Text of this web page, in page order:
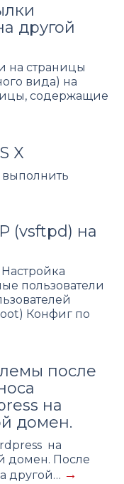
другой
на страницы
вида) на
содержащие
X
выполнить
(vsftpd) на
пользователи
Конфиг по
после
на
домен.
на
домен. После
другой… →